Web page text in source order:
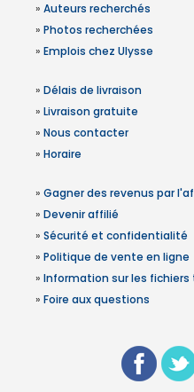
» Auteurs recherchés
» Photos recherchées
» Emplois chez Ulysse
» Délais de livraison
» Livraison gratuite
» Nous contacter
» Horaire
» Gagner des revenus par
» Devenir affilié
» Sécurité et confidentialité
» Politique de vente en ligne
» Information sur les
» Foire aux questions